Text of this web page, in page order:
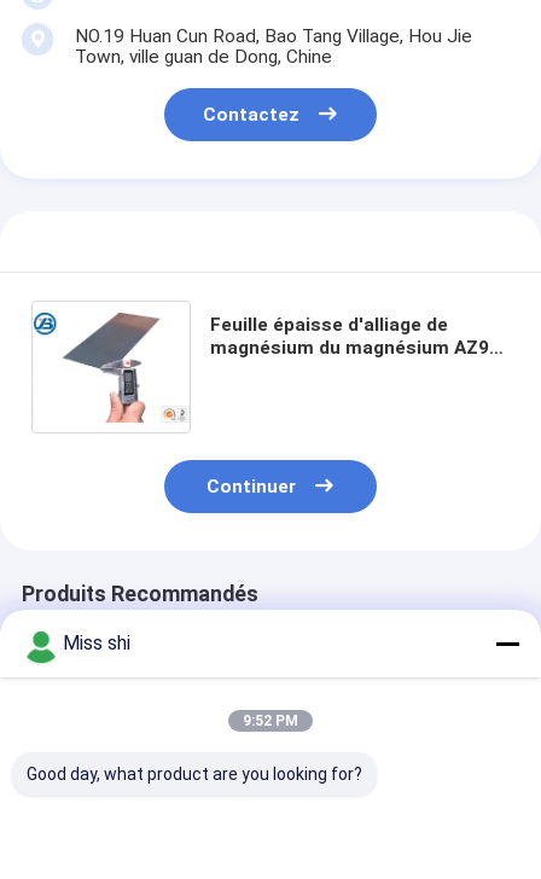
NO.19 Huan Cun Road, Bao Tang Village, Hou Jie
Town, ville guan de Dong, Chine
Contactez
Feuille épaisse d'alliage de
magnésium du magnésium AZ91,
Continuer
Produits Recommandés
Miss shi
9:52 PM
Good day, what product are you looking for?